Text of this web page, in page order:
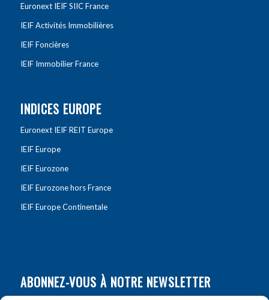
Euronext IEIF SIIC France
IEIF Activités Immobilières
IEIF Foncières
IEIF Immobilier France
INDICES EUROPE
Euronext IEIF REIT Europe
IEIF Europe
IEIF Eurozone
IEIF Eurozone hors France
IEIF Europe Continentale
ABONNEZ-VOUS À NOTRE NEWSLETTER